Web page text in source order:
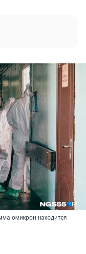
омикрон находится